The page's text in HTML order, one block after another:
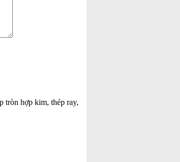
tròn hợp kim, thép ray,